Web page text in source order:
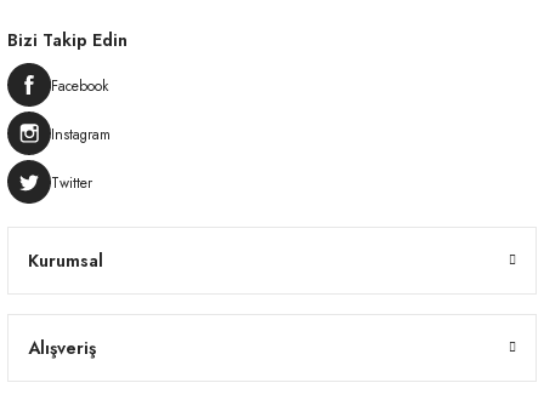
Kurumsal
Alışveriş
Bizi Takip Edin
Facebook
Instagram
Twitter